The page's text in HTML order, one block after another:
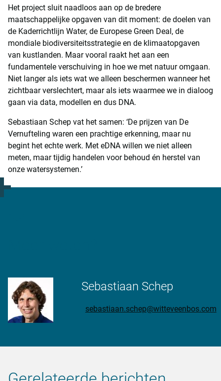
Het project sluit naadloos aan op de bredere
maatschappelijke opgaven van dit moment: de doelen van
de Kaderrichtlijn Water, de Europese Green Deal, de
mondiale biodiversiteitsstrategie en de klimaatopgaven
van kustlanden. Maar vooral raakt het aan een
fundamentele verschuiving in hoe we met natuur omgaan.
Niet langer als iets wat we alleen beschermen wanneer het
zichtbaar verslechtert, maar als iets waarmee we in dialoog
gaan via data, modellen en dus DNA.
Sebastiaan Schep vat het samen: ‘De prijzen van De
Vernufteling waren een prachtige erkenning, maar nu
begint het echte werk. Met eDNA willen we niet alleen
meten, maar tijdig handelen voor behoud én herstel van
onze watersystemen.’
Sebastiaan Schep
sebastiaan.schep@witteveenbos.com